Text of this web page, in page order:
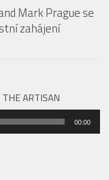
ARTISAN
jen slovy.